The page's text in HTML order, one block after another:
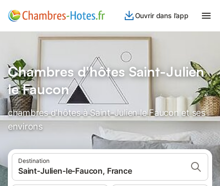
Ouvrir dans l’app
Chambres d'hôtes Saint-Julien
le Faucon
chambres d'hôtes à Saint-Julien le Faucon et ses
environs
Destination
Saint-Julien-le-Faucon, France